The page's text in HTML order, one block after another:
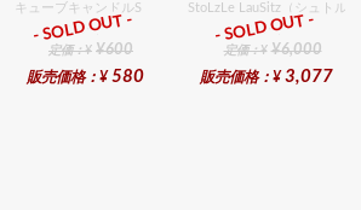
キューブキャンドルS
ギフト
定価：¥ ¥600
販売価格：¥ 580
- SOLD OUT -
StoLzLe LauSitz（シュトル
ギフト
定価：¥ ¥6,000
販売価格：¥ 3,077
- SOLD OUT -